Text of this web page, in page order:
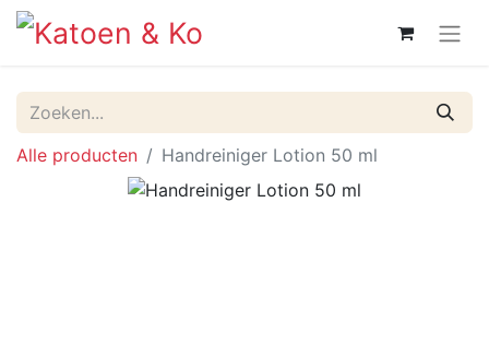
Alle producten Handreiniger Lotion 50 ml